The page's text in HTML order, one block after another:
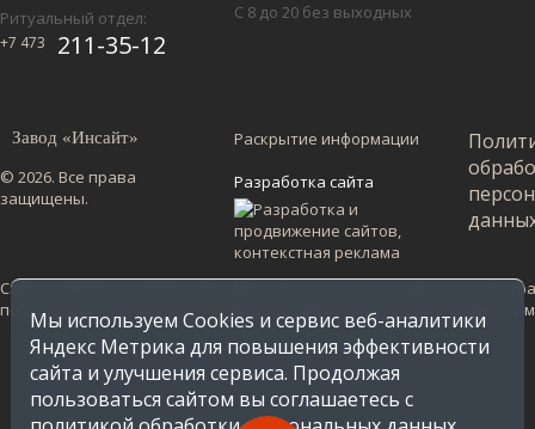
Ритуальный отдел:
+7 473 211-35-12
С 8 до 20 без выходных
Завод «Инсайт»
© 2026. Все права
защищены.
Раскрытие информации
Разработка сайта
Сайт не является публичной офертой и несет ознакомительный
по Воронежской области. Стоимость в других регионах уточняйте
Мы используем Cookies и сервис веб-аналитики
Яндекс Метрика для повышения эффективности
сайта и улучшения сервиса. Продолжая
пользоваться сайтом вы соглашаетесь с